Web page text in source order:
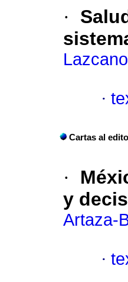
·
·
Cartas al
·
y
Artaza-
·